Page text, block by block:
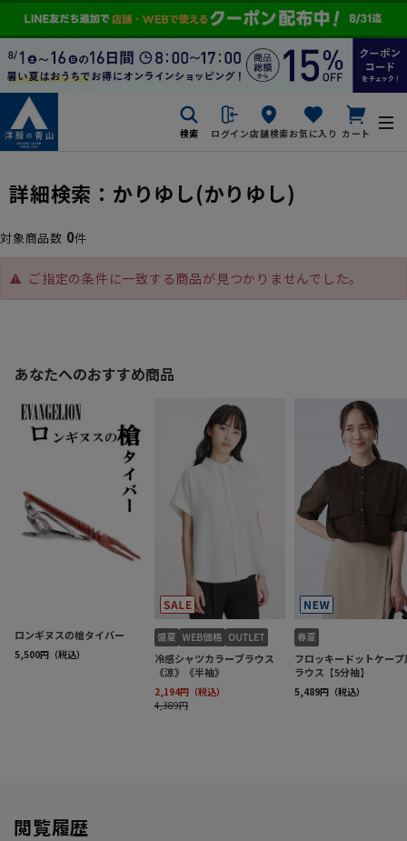
検索 ログイン店舗検索お気に入り カート
詳細検索： かりゆし(かりゆし)
対象商品数 0件
ご指定の条件に一致する商品が見つかりませんでした。
閲覧履歴